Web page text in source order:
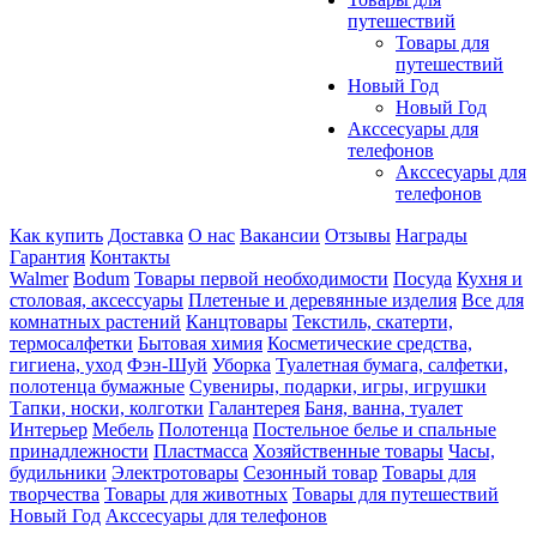
путешествий
Товары для
путешествий
Новый Год
Новый Год
Акссесуары для
телефонов
Акссесуары для
телефонов
Как купить Доставка О нас Вакансии Отзывы Награды
Гарантия Контакты
Walmer Bodum Товары первой необходимости Посуда Кухня и
столовая, аксессуары Плетеные и деревянные изделия Все для
комнатных растений Канцтовары Текстиль, скатерти,
термосалфетки Бытовая химия Косметические средства,
гигиена, уход Фэн-Шуй Уборка Туалетная бумага, салфетки,
полотенца бумажные Сувениры, подарки, игры, игрушки
Тапки, носки, колготки Галантерея Баня, ванна, туалет
Интерьер Мебель Полотенца Постельное белье и спальные
принадлежности Пластмасса Хозяйственные товары Часы,
будильники Электротовары Сезонный товар Товары для
творчества Товары для животных Товары для путешествий
Новый Год Акссесуары для телефонов